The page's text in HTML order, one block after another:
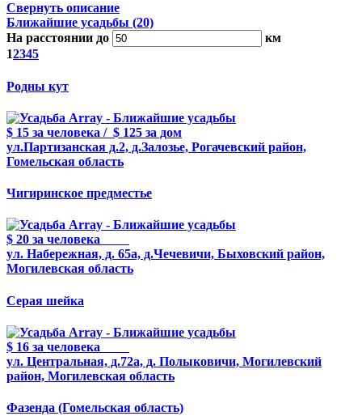
Свернуть описание
Ближайшие усадьбы (20)
На расстоянии до
км
12345
Родны кут
$ 15 за человека / $ 125 за дом
ул.Партизанская д.2, д.Залозье, Рогачевский район,
Гомельская область
Чигиринское предместье
$ 20 за человека
ул. Набережная, д. 65а, д.Чечевичи, Быховский район,
Могилевская область
Серая шейка
$ 16 за человека
ул. Центральная, д.72а, д. Полыковичи, Могилевский
район, Могилевская область
Фазенда (Гомельская область)